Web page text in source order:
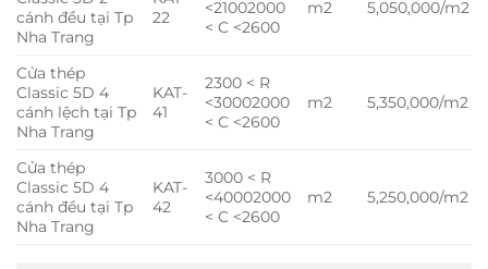
cánh đều tại Tp
Nha Trang
22
<21002000
< C <2600
m2 5,050,000/m2
Cửa thép
Classic 5D 4
cánh lệch tại Tp
Nha Trang
KAT-
41
2300 < R
<30002000
< C <2600
m2 5,350,000/m2
Cửa thép
Classic 5D 4
cánh đều tại Tp
Nha Trang
KAT-
42
3000 < R
<40002000
< C <2600
m2 5,250,000/m2